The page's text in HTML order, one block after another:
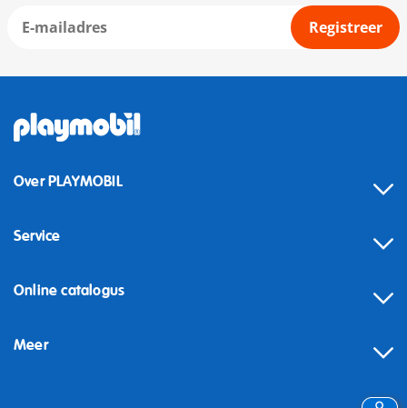
Registreer
Over PLAYMOBIL
Service
Online catalogus
Meer